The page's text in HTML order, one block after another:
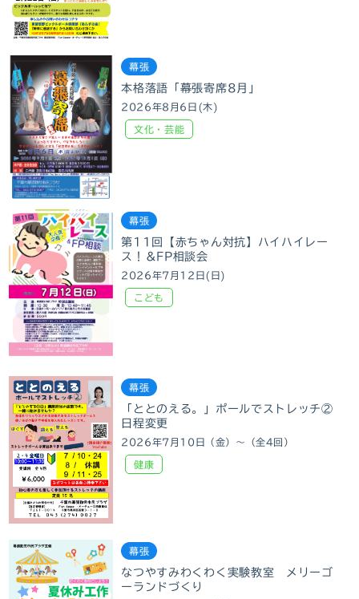
幕張
本格落語「幕張寄席8月」
2026年8月6日(木)
文化・芸能
幕張
第11回【赤ちゃん対抗】ハイハイレー
ス！＆FP相談会
2026年7月12日(日)
こども
幕張
「ととのえる。」ポールでストレッチ②
日程変更
2026年7月10日（金）～（全4回）
健康
幕張
なつやすみわくわく実験教室 メリーゴ
ーランドづくり